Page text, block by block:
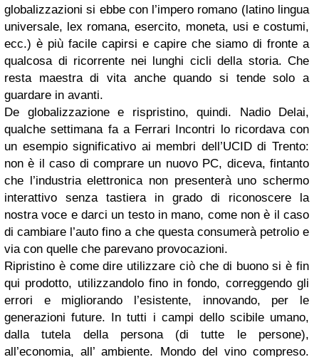
globalizzazioni si ebbe con l’impero romano (latino lingua
universale, lex romana, esercito, moneta, usi e costumi,
ecc.) è più facile capirsi e capire che siamo di fronte a
qualcosa di ricorrente nei lunghi cicli della storia. Che
resta maestra di vita anche quando si tende solo a
guardare in avanti.
De globalizzazione e rispristino, quindi. Nadio Delai,
qualche settimana fa a Ferrari Incontri lo ricordava con
un esempio significativo ai membri dell’UCID di Trento:
non è il caso di comprare un nuovo PC, diceva, fintanto
che l’industria elettronica non presenterà uno schermo
interattivo senza tastiera in grado di riconoscere la
nostra voce e darci un testo in mano, come non è il caso
di cambiare l’auto fino a che questa consumerà petrolio e
via con quelle che parevano provocazioni.
Ripristino è come dire utilizzare ciò che di buono si è fin
qui prodotto, utilizzandolo fino in fondo, correggendo gli
errori e migliorando l’esistente, innovando, per le
generazioni future. In tutti i campi dello scibile umano,
dalla tutela della persona (di tutte le persone),
all’economia, all’ ambiente. Mondo del vino compreso.